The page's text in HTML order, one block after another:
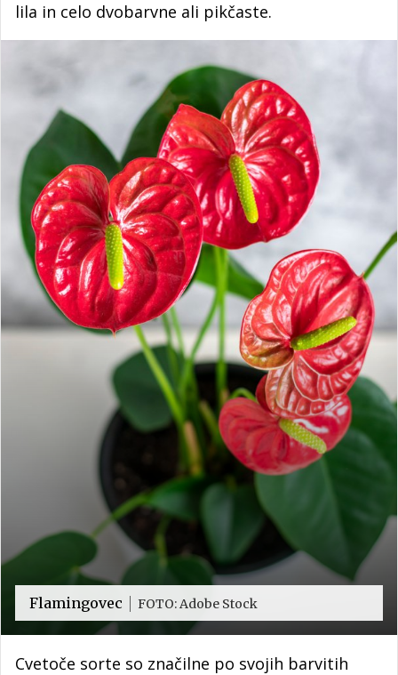
lila in celo dvobarvne ali pikčaste.
Flamingovec FOTO: Adobe Stock
Cvetoče sorte so značilne po svojih barvitih